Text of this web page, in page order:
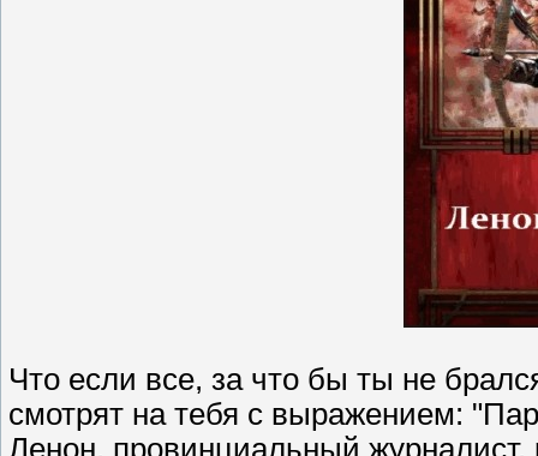
Что если все, за что бы ты не
смотрят на тебя с выражением:
Ленон, провинциальный журналист,